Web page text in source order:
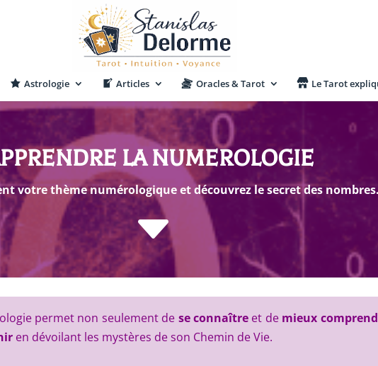
Astrologie Articles Oracles & Tarot Le Tarot
LA NUMEROLOGIE
votre thème numérologique et découvrez le secret des nombres.
C
permet non seulement de se connaîtreet de mieux
en dévoilant les mystères de son Chemin de Vie.